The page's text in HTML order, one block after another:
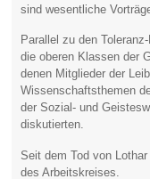
sind wesentliche
Parallel zu den
die oberen Klassen der
denen Mitglieder der
Wissenschaftsthemen
der Sozial- und
diskutierten.
Seit dem Tod von
des Arbeitskreises.